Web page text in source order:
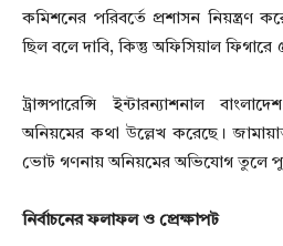
কমিশনের পরিবর্তে প্রশাসন নিয়ন্ত্রণ
ছিল বলে দাবি, কিন্তু অফিসিয়াল
ট্রান্সপারেন্সি ইন্টারন্যাশনাল
অনিয়মের কথা উল্লেখ করেছে।
ভোট গণনায় অনিয়মের অভিযোগ তুলে
নির্বাচনের ফলাফল ও প্রেক্ষাপট